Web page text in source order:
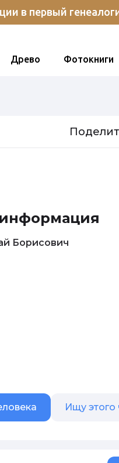
в первый
Древо Фотокниги
Борисович
Ищу этого